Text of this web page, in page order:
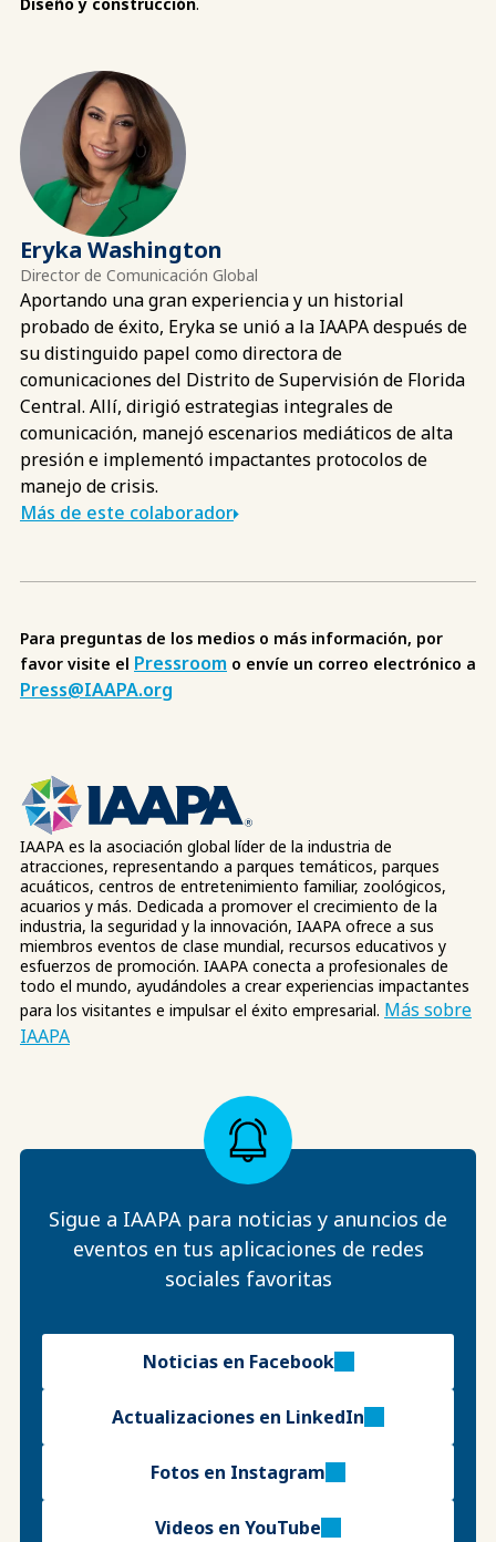
Eryka Washington
Director de Comunicación Global
Aportando una gran experiencia y un historial
probado de éxito, Eryka se unió a la IAAPA después de
su distinguido papel como directora de
comunicaciones del Distrito de Supervisión de Florida
Central. Allí, dirigió estrategias integrales de
comunicación, manejó escenarios mediáticos de alta
presión e implementó impactantes protocolos de
manejo de crisis.
Más de este colaborador
Para preguntas de los medios o más información, por
favor visite el Pressroom o envíe un correo electrónico a
Press@IAAPA.org
IAAPA es la asociación global líder de la industria de
atracciones, representando a parques temáticos, parques
acuáticos, centros de entretenimiento familiar, zoológicos,
acuarios y más. Dedicada a promover el crecimiento de la
industria, la seguridad y la innovación, IAAPA ofrece a sus
miembros eventos de clase mundial, recursos educativos y
esfuerzos de promoción. IAAPA conecta a profesionales de
todo el mundo, ayudándoles a crear experiencias impactantes
para los visitantes e impulsar el éxito empresarial. Más sobre
IAAPA
Sigue a IAAPA para noticias y anuncios de
eventos en tus aplicaciones de redes
sociales favoritas
Noticias en Facebook
Actualizaciones en LinkedIn
Fotos en Instagram
Videos en YouTube